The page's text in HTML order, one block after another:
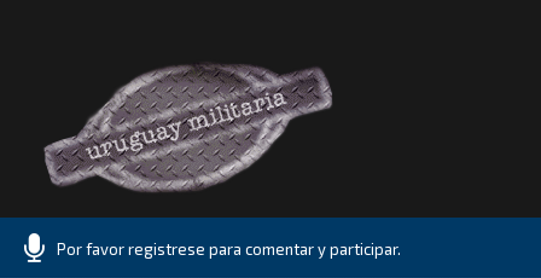
Por favor registrese para comentar y participar.